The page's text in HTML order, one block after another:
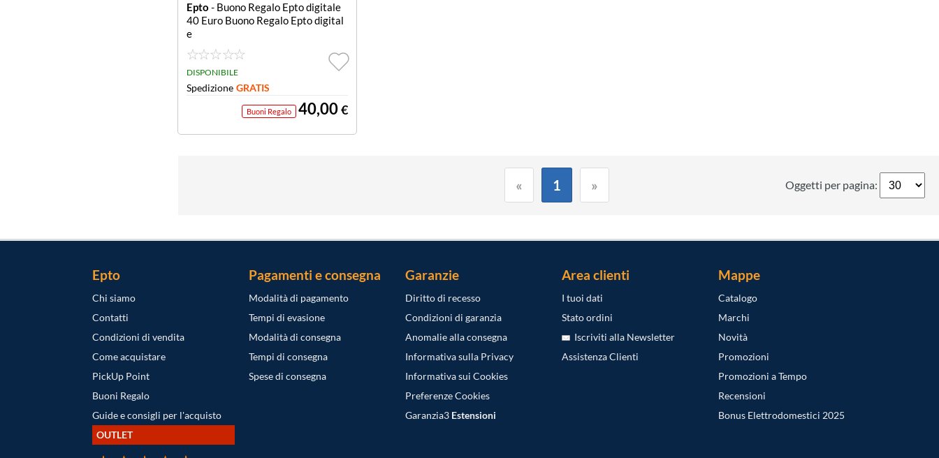
Epto - Buono Regalo Epto digitale
40 Euro Buono Regalo Epto digital
e
DISPONIBILE
Spedizione GRATIS
Buoni Regalo 40,00€
« 1 » Oggetti per pagina:
Epto
Chi siamo
Contatti
Condizioni di vendita
Come acquistare
PickUp Point
Buoni Regalo
Guide e consigli per l'acquisto
OUTLET
Pagamenti e consegna
Modalità di pagamento
Tempi di evasione
Modalità di consegna
Tempi di consegna
Spese di consegna
Garanzie
Diritto di recesso
Condizioni di garanzia
Anomalie alla consegna
Informativa sulla Privacy
Informativa sui Cookies
Preferenze Cookies
Garanzia3 Estensioni
Area clienti
I tuoi dati
Stato ordini
Iscriviti alla Newsletter
Assistenza Clienti
Mappe
Catalogo
Marchi
Novità
Promozioni
Promozioni a Tempo
Recensioni
Bonus Elettrodomestici 2025